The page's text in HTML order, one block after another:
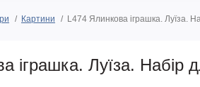
Картини L474 Ялинкова іграшка. Луїза.
іграшка. Луїза. Набір